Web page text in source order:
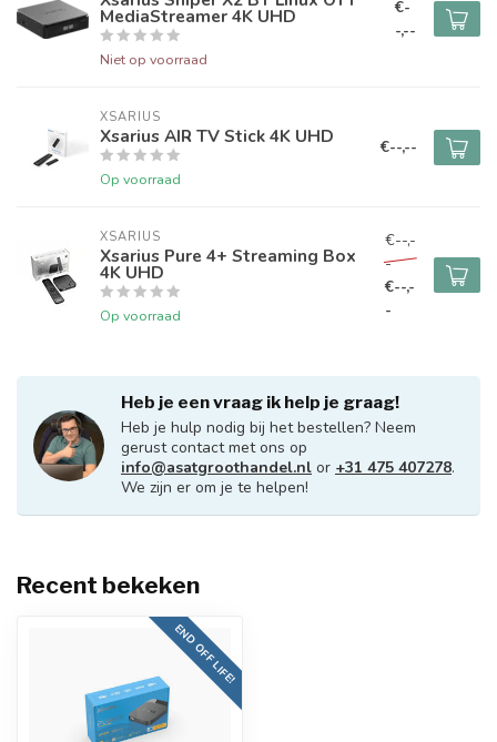
MediaStreamer 4K UHD
Niet op voorraad
€-
-,--
XSARIUS
Xsarius AIR TV Stick 4K UHD
Op voorraad
€--,--
XSARIUS
Xsarius Pure 4+ Streaming Box
4K UHD
Op voorraad
€--,-
-
€--,-
-
Heb je een vraag ik help je graag!
Heb je hulp nodig bij het bestellen? Neem
gerust contact met ons op
info@asatgroothandel.nl or +31 475 407278.
We zijn er om je te helpen!
Recent bekeken
END OFF LIFE!